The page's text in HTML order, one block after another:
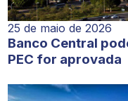
25 de maio de 2026
Banco Central
PEC for aprovada